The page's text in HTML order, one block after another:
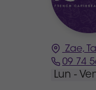
Zae,
09 74
Lun -